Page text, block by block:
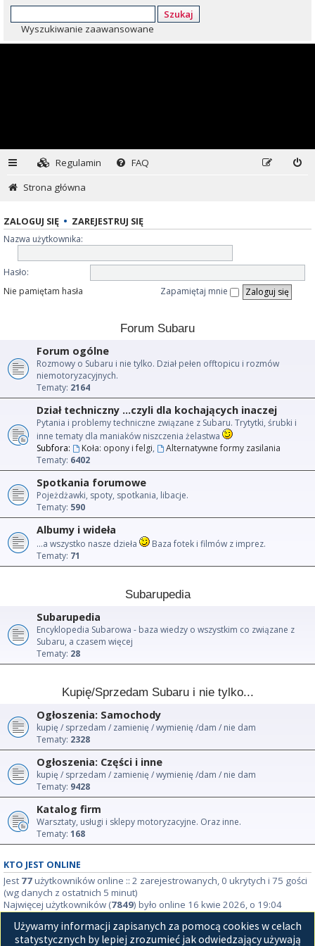
Szukaj
Wyszukiwanie zaawansowane
Regulamin
FAQ
Strona główna
ZALOGUJ SIĘ • ZAREJESTRUJ SIĘ
Nazwa użytkownika:
Hasło:
Nie pamiętam hasła
Zapamiętaj mnie
Forum Subaru
Forum ogólne
Rozmowy o Subaru i nie tylko. Dział pełen offtopicu i rozmów
niemotoryzacyjnych.
Tematy: 2164
Dział techniczny ...czyli dla kochających inaczej
Pytania i problemy techniczne związane z Subaru. Trytytki, śrubki i
inne tematy dla maniaków niszczenia żelastwa
Subfora:
Koła: opony i felgi,
Alternatywne formy zasilania
Tematy: 6402
Spotkania forumowe
Pojeżdżawki, spoty, spotkania, libacje.
Tematy: 590
Albumy i wideła
...a wszystko nasze dzieła
Baza fotek i filmów z imprez.
Tematy: 71
Subarupedia
Subarupedia
Encyklopedia Subarowa - baza wiedzy o wszystkim co związane z
Subaru, a czasem więcej
Tematy: 28
Kupię/Sprzedam Subaru i nie tylko...
Ogłoszenia: Samochody
kupię / sprzedam / zamienię / wymienię /dam / nie dam
Tematy: 2328
Ogłoszenia: Części i inne
kupię / sprzedam / zamienię / wymienię /dam / nie dam
Tematy: 9428
Katalog firm
Warsztaty, usługi i sklepy motoryzacyjne. Oraz inne.
Tematy: 168
KTO JEST ONLINE
Jest 77użytkowników online :: 2 zarejestrowanych, 0 ukrytych i 75 gości
(wg danych z ostatnich 5 minut)
Najwięcej użytkowników (7849) było online 16 kwie 2026, o 19:04
STATYSTYKI
Używamy informacji zapisanych za pomocą cookies w celach
statystycznych by lepiej zrozumieć jak odwiedzający używają